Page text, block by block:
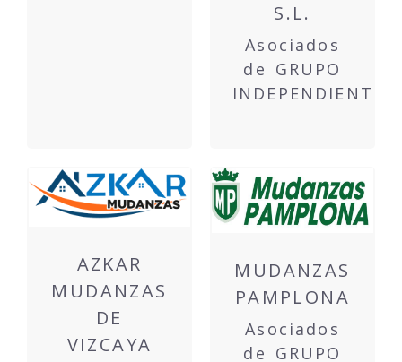
S.L.
Asociados
de GRUPO
INDEPENDIENTE
AZKAR
MUDANZAS
DE
VIZCAYA
MUDANZAS
PAMPLONA
Asociados
de GRUPO